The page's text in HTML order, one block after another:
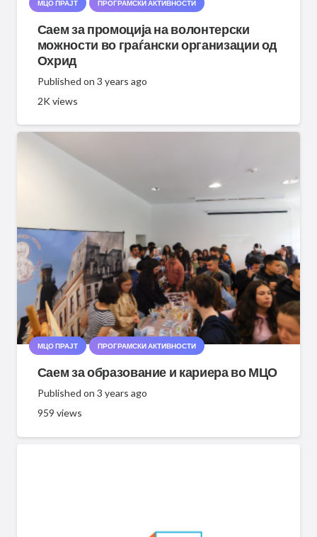
МЦО ПРАЈТ ПРОГРАМСКИ АКТИВНОСТИ
Саем за промоција на волонтерски
можности во граѓански организации од
Охрид
Published on 3 years ago
2Kviews
МЦО ПРАЈТ ПРОГРАМСКИ АКТИВНОСТИ
Саем за образование и кариера во МЦО
Published on 3 years ago
959 views